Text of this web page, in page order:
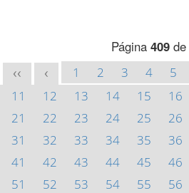
Página 409de
<< < 1 2 3 4 5
11
12 13 14 15 16
21
22 23 24 25 26
31
32 33 34 35 36
41
42 43 44 45 46
51
52 53 54 55 56